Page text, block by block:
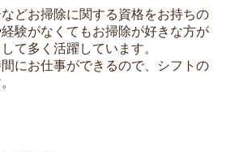
どお掃除に関する資格をお持ちの
験がなくてもお掃除が好きな方が
て多く活躍しています。
にお仕事ができるので、シフトの